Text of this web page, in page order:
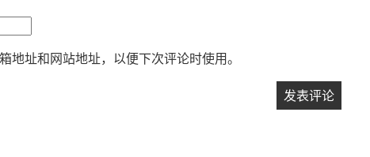
地址和网站地址，以便下次评论时使用。